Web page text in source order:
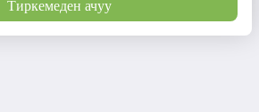
Тиркемеден ачуу